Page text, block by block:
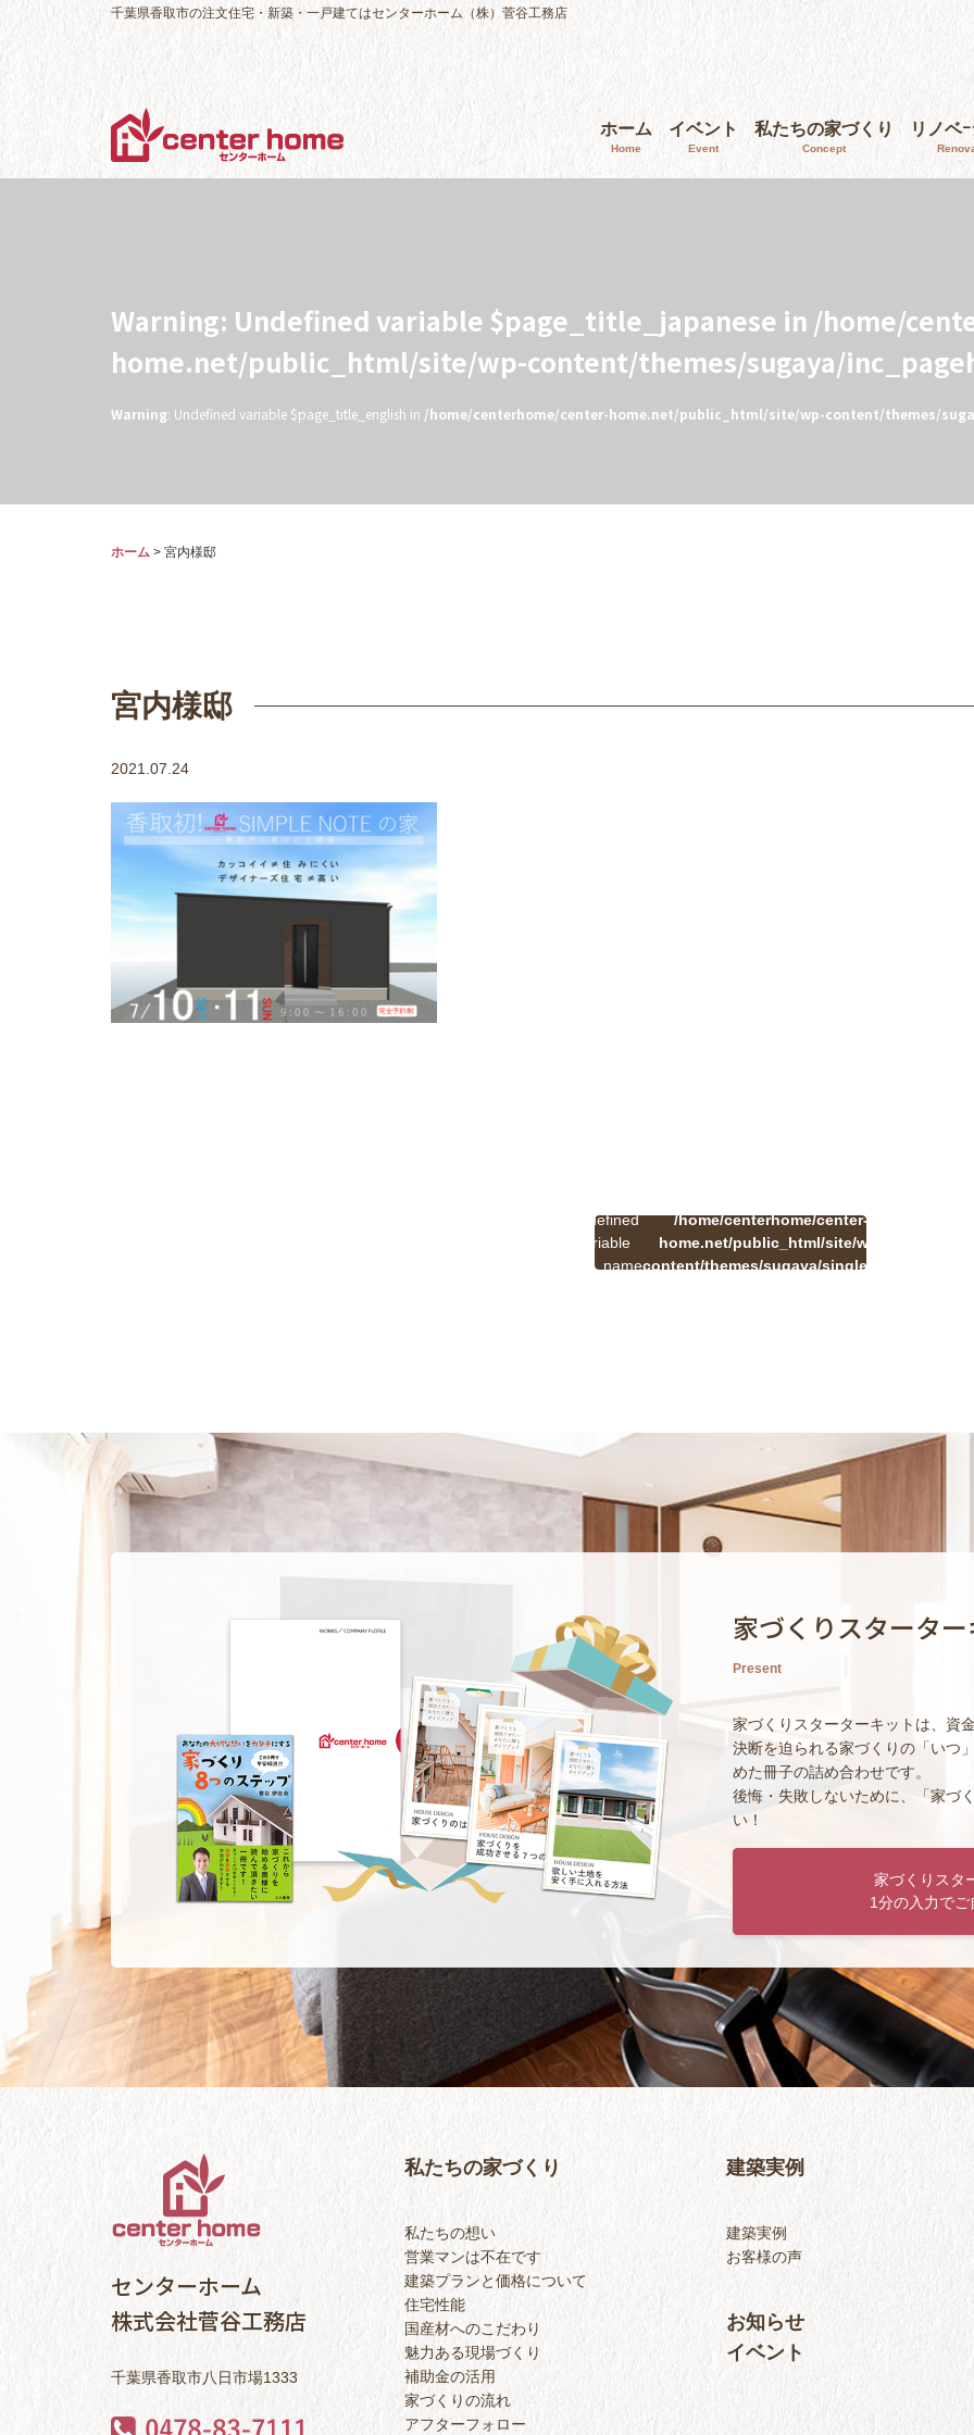
千葉県香取市の注文住宅・新築・一戸建てはセンターホーム（株）菅谷工務店
ホーム
Home
イベント
Event
私たちの家づくり
Concept
リノベ
Warning: Undefined variable $page_title_japanese in /home/
home.net/public_html/site/wp-content/themes/sugaya/
Warning: Undefined variable $page_title_english in /home/centerhome/center-home.net/public_html/site/wp-content/themes/
ホーム > 宮内様邸
宮内様邸
2021.07.24
Undefined
variable
$cat_name
/home/centerhome/center-
home.net/public_html/site/wp-
content/themes/sugaya/single.php
家づくりスタータ
Present
家づくりスターターキットは、資
決断を迫られる家づくりの「いつ
めた冊子の詰め合わせです。
後悔・失敗しないために、「家づ
い！
家づくりスタ
1分の入力で
センターホーム
株式会社菅谷工務店
千葉県香取市八日市場1333
私たちの家づくり
私たちの想い
営業マンは不在です
建築プランと価格について
住宅性能
国産材へのこだわり
魅力ある現場づくり
補助金の活用
家づくりの流れ
アフターフォロー
建築実例
建築実例
お客様の声
お知らせ
イベント